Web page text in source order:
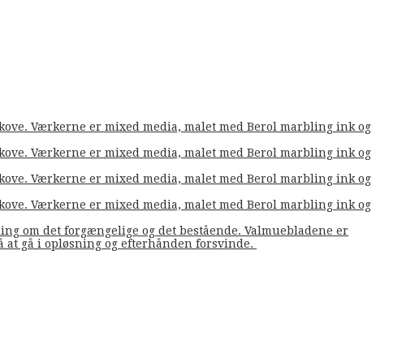
Værkerne er mixed media, malet med Berol marbling ink og
Værkerne er mixed media, malet med Berol marbling ink og
Værkerne er mixed media, malet med Berol marbling ink og
Værkerne er mixed media, malet med Berol marbling ink og
om det forgængelige og det bestående. Valmuebladene er
gå i opløsning og efterhånden forsvinde.